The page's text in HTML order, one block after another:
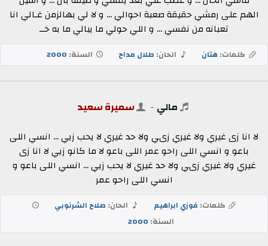
الهم على رمشي حقيقة صعبة احوالي ... و لا لي بهالزمن غـالي انا
تعبانه من نفسي ... و اللي حولي ما يبالي ما به خــ
كلمات:هتان الحان: طلال مداح السنة: 2000
مالي - سميرة سعيد
لا انا زى غيري ولا غيري زىي ولا حد غيري لا يحب زيي ... انسي اللى
باعو و انسي اللى راحو عمر اللى باعو لا ما كانو زيي لا انا زى
غيري ولا غيري زىي ولا حد غيري لا يحب زيي ... انسي اللى باعو و
انسي اللى راحو عمر
كلمات: فوزي ابراهيم الحان: صلاح الشرنوبي
السنة: 2000